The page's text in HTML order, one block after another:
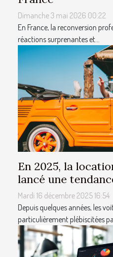
Dimanche 3 mai 2026 00:22
En France, la reconversion
réactions surprenantes et...
En 2025, la
lancé une
Mardi 16 décembre 2025 16:54
Depuis quelques années, les
particulièrement plébiscitées par